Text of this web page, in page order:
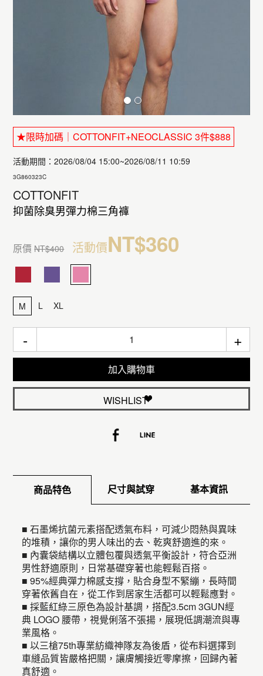
★限時加碼｜COTTONFIT+NEOCLASSIC 3件$888
活動期間：2026/08/04 15:00~2026/08/11 10:59
3G860323C
COTTONFIT
抑菌除臭男彈力棉三角褲
原價NT$400 活動價NT$360
M L XL
- +
加入購物車
WISHLIST
商品特色 尺寸與試穿 基本資訊
■ 石墨烯抗菌元素搭配透氣布料，可減少悶熱與異味
的堆積，讓你的男人味出的去、乾爽舒適進的來。
■ 內囊袋結構以立體包覆與透氣平衡設計，符合亞洲
男性舒適原則，日常基礎穿著也能輕鬆百搭。
■ 95%經典彈力棉感支撐，貼合身型不緊繃，長時間
穿著依舊自在，從工作到居家生活都可以輕鬆應對。
■ 採藍紅綠三原色為設計基調，搭配3.5cm 3GUN經
典 LOGO 腰帶，視覺俐落不張揚，展現低調潮流與專
業風格。
■ 以三槍75th專業紡織神隊友為後盾，從布料選擇到
車縫品質皆嚴格把關，讓膚觸接近零摩擦，回歸內著
真舒適。